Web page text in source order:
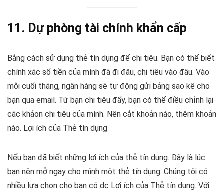
11. Dự phòng tài chính khẩn cấp
Bằng cách sử dụng thẻ tín dụng để chi tiêu. Bạn có thể biết
chính xác số tiền của mình đã đi đâu, chi tiêu vào đâu. Vào
mỗi cuối tháng, ngân hàng sẽ tự động gửi bảng sao kê cho
bạn qua email. Từ bạn chi tiêu đấy, bạn có thể điều chỉnh lại
các khảon chi tiêu của mình. Nên cắt khoản nào, thêm khoản
nào. Lợi ích của Thẻ tín dụng
Nếu bạn đã biết những lợi ích của thẻ tín dụng. Đây là lúc
bạn nên mở ngay cho mình một thẻ tín dụng. Chúng tôi có
nhiều lựa chọn cho bạn có dc Lợi ích của Thẻ tín dụng. Với